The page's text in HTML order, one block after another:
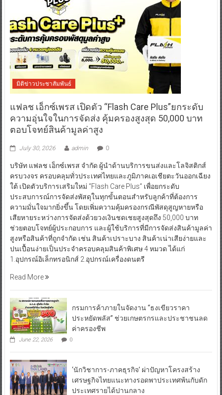
มิติข่าวประชาสัมพันธ์
แฟลช เอ็กซ์เพรส เปิดตัว “Flash Care Plus”ยกระดับ
ความอุ่นใจในการจัดส่ง คุ้มครองสูงสุด 50,000 บาท
ตอบโจทย์สินค้ามูลค่าสูง
July 30, 2026 admin 0
บริษัท แฟลช เอ็กซ์เพรส จำกัด ผู้นำด้านบริการขนส่งและโลจิสติกส์
ครบวงจร ครอบคลุมทั่วประเทศไทยและภูมิภาคเอเชียตะวันออกเฉียง
ใต้ เปิดตัวบริการเสริมใหม่ “Flash Care Plus” เพื่อยกระดับ
ประสบการณ์การจัดส่งพัสดุในทุกขั้นตอนสำหรับลูกค้าที่ต้องการ
ความมั่นใจมากยิ่งขึ้น โดยเพิ่มความคุ้มครองกรณีพัสดุสูญหายหรือ
เสียหายระหว่างการจัดส่งด้วยวงเงินชดเชยสูงสุดถึง 50,000 บาท
ช่วยตอบโจทย์ผู้ประกอบการ และผู้ใช้บริการที่มีการจัดส่งสินค้ามูลค่า
สูงหรือสินค้าที่ถูกจำกัด เช่น สินค้าเปราะบาง สินค้าเน่าเสียง่ายและ
ปนเปื้อนง่ายเป็นประจำครอบคลุมสินค้าพิเศษ 4 หมวด ได้แก่
1.อุปกรณ์อิเล็กทรอนิกส์ 2.อุปกรณ์เครื่องดนตรี
Read More
กรมการค้าภายในจัดงาน “ธงเขียวราคา
ประหยัดพลัส” ช่วยเกษตรกรและประชาชนลด
ค่าครองชีพ
June 22, 2026 0
‘นักวิชาการ-ภาคธุรกิจ’ ผ่าปัญหาโครงสร้าง
เศรษฐกิจไทยแนะทางรอดพาประเทศพ้นกับดัก
ประเทศรายได้ปานกลาง